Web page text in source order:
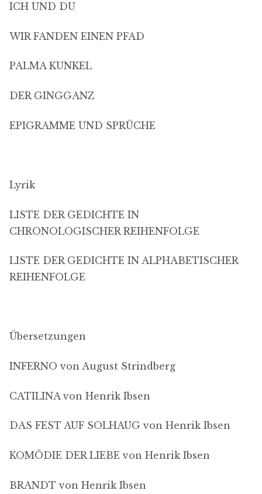
ICH UND DU
WIR FANDEN EINEN PFAD
PALMA KUNKEL
DER GINGGANZ
EPIGRAMME UND SPRÜCHE
Lyrik
LISTE DER GEDICHTE IN
CHRONOLOGISCHER REIHENFOLGE
LISTE DER GEDICHTE IN ALPHABETISCHER
REIHENFOLGE
Übersetzungen
INFERNO von August Strindberg
CATILINA von Henrik Ibsen
DAS FEST AUF SOLHAUG von Henrik Ibsen
KOMÖDIE DER LIEBE von Henrik Ibsen
BRANDT von Henrik Ibsen